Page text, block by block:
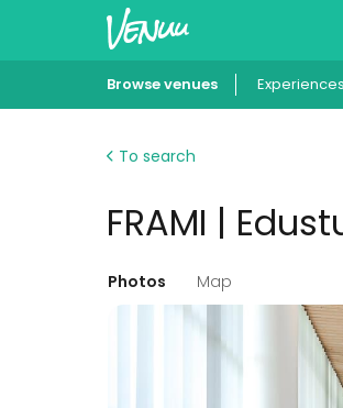
Browse venues Experiences
To search
FRAMI |
Photos Map